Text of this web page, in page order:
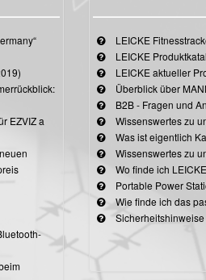
EZVIZ a
LEICKE
LEICKE
LEICKE aktueller
Überblick über
B2B - Fragen und
Wissenswertes zu
Was ist eigentlich
Wissenswertes zu
Wo finde ich
Portable Power
Wie finde ich das